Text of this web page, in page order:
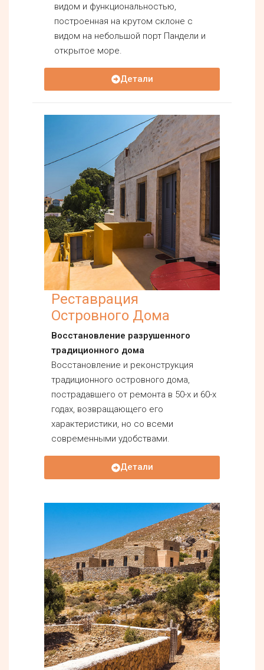
видом и функциональностью,
построенная на крутом склоне с
видом на небольшой порт Пандели и
открытое море.
Детали
Реставрация
Островного Дома
Восстановление разрушенного
традиционного дома
Восстановление и реконструкция
традиционного островного дома,
пострадавшего от ремонта в 50-х и 60-х
годах, возвращающего его
характеристики, но со всеми
современными удобствами.
Детали